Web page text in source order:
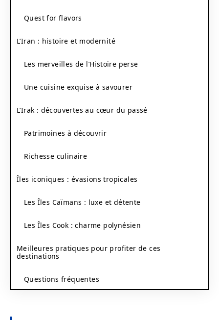
Quest for flavors
L’Iran : histoire et modernité
Les merveilles de l’Histoire perse
Une cuisine exquise à savourer
L’Irak : découvertes au cœur du passé
Patrimoines à découvrir
Richesse culinaire
Îles iconiques : évasions tropicales
Les Îles Caïmans : luxe et détente
Les Îles Cook : charme polynésien
Meilleures pratiques pour profiter de ces
destinations
Questions fréquentes